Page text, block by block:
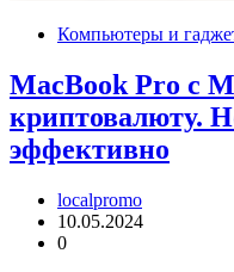
Компьютеры и
MacBook Pro c
криптовалюту.
эффективно
localpromo
10.05.2024
0